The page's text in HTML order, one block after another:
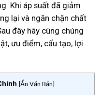
Khi áp suất đã giảm
lại và ngăn chặn chất
đây hãy cùng chúng
ưu điểm, cấu tạo, lợi
[Ẩn Văn Bản]